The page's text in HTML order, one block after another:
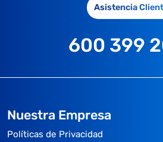
Asistencia
600 399
Nuestra Empresa
Políticas de Privacidad